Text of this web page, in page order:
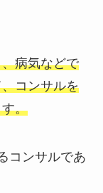
病気などで
コンサルを
。
コンサルであ